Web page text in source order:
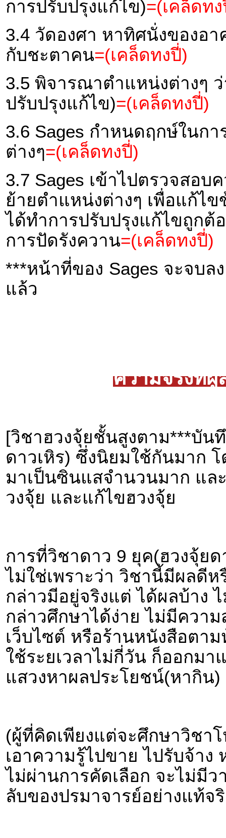
การปรับปรุงแก้ไข)=(เคล็ดท
3.4 วัดองศา หาทิศนั่งของอ
กับชะตาคน=(เคล็ดทงปี่)
3.5 พิจารณาตำแหน่งต่างๆ
ปรับปรุงแก้ไข)=(เคล็ดทงปี่)
3.6 Sages กำหนดฤกษ์ในก
ต่างๆ=(เคล็ดทงปี่)
3.7 Sages เข้าไปตรวจสอ
ย้ายตำแหน่งต่างๆ เพื่อแก้ไ
ได้ทำการปรับปรุงแก้ไขถูกต้
การปัดรังควาน=(เคล็ดทงปี่)
***หน้าที่ของ Sages จะจบล
แล้ว
ความจริงที่ผู้
[วิชาฮวงจุ้ยชั้นสูงตาม***บัน
ดาวเหิร) ซึ่งนิยมใช้กันมาก
มาเป็นซินแสจำนวนมาก แล
วงจุ้ย และแก้ไขฮวงจุ้ย
การที่วิชาดาว 9 ยุค(ฮวงจุ้ย
ไม่ใช่เพราะว่า วิชานี้มีผลดี
กล่าวมีอยู่จริงแต่ ได้ผลบ้าง
กล่าวศึกษาได้ง่าย ไม่มีควา
เว็บไซต์ หรือร้านหนังสือตาม
ใช้ระยเวลาไม่กี่วัน ก็ออกม
แสวงหาผลประโยชน์(หากิน
(ผู้ที่คิดเพียงแต่จะศึกษาวิชา
เอาความรู้ไปขาย ไปรับจ้า
ไม่ผ่านการคัดเลือก จะไม่มี
ลับของปรมาจารย์อย่างแท้จ